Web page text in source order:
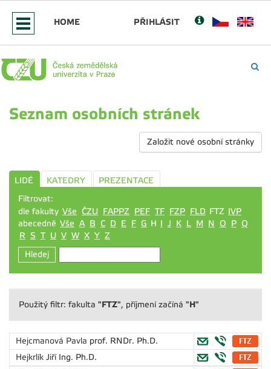
HOME PŘIHLÁSIT
Seznam osobních stránek
Založit nové osobní stránky
LIDÉ KATEDRY
PREZENTACE
Filtrovat:
dle fakulty Vše ČZU FAPPZ PEF TF FZP FLD FTZ IVP
abecedně Vše A B C D E F G H I J K L M N O P Q
R S T U V W X Y Z
Hledej
Použitý filtr: fakulta "FTZ", příjmení začíná "H"
Hejcmanová Pavla prof. RNDr. Ph.D.
Hejkrlík Jiří Ing. Ph.D.